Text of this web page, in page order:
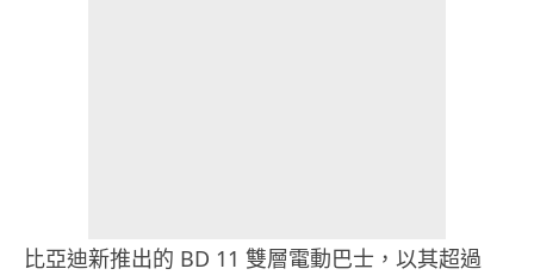
比亞迪新推出的 BD 11 雙層電動巴士，以其超過